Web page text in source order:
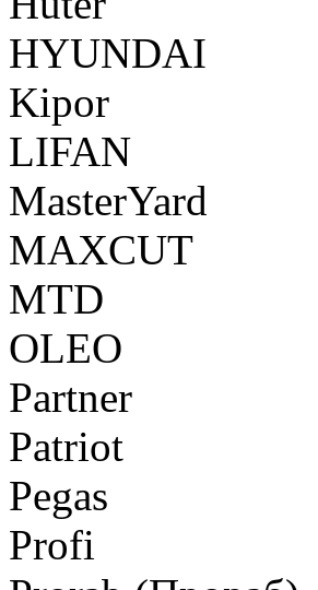
HYUNDAI
Kipor
LIFAN
MasterYard
MAXCUT
MTD
OLEO
Partner
Patriot
Pegas
Profi